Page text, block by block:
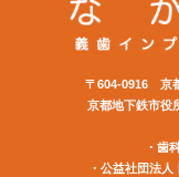
〒604-0916 京
京都地下鉄市役
・歯
・公益社団法